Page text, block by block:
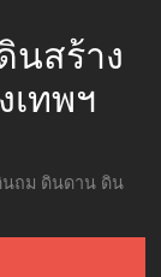
นสร้าง
ทพฯ
นถม ดินดาน ดิน